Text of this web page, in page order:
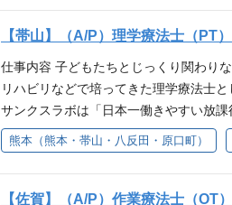
は、6歳～18歳までの障がいのある子ど
す。 学習（宿題）、身辺自立、コミュ
っています。 子どもたちの成長を長期
件 ①普通自動車運転免許をお持ちの方
員としてのキャリアアップを目指す方
者と一緒に成長を支えたい方 ・職員と
に関わることができます◎ ※STEAM教
む教育プログラムです。 【未経験・ブ
人でお任せすることはありません。 ま
ら進めていくため、一人で抱え込まず
う？」 「子ども分野は未経験だけど大
な方も、まずは見学だけでOKです◎ 実
い。 当法人では複数の事業所でOT・
ます。 ・子どもの身体の使い方の見方
などについて相談しながら業務を進め
込むことなく成長できる環境です。 【
り入れた支援を行っています。 レゴ・
を提供しています。 「ITは詳しくない
に関わることができます◎ ※STEAM教
む教育プログラムです。 【未経験・ブ
とりに合わせた運動支援の実施 ・支援
者との情報共有 ・支援記録の作成 ・
案 ・保護者や他職種との情報共有 ・日
事です。 身体機能の改善だけでなく、
【児童福祉分野が未経験の方も歓迎し
進めるため、安心してスタートできま
【帯山】（A/P）理学療法士（PT）
仕事内容 子どもたちとじっくり関わり
リハビリなどで培ってきた理学療法士
サンクスラボは「日本一働きやすい放
にも安心して働いていただける環境づ
知識や経験を活かし、子どもたちの身
とりに合わせた運動支援の実施 ・運動
ンの引率 ・保護者との情報共有 ・支
熊本（熊本・帯山・八反田・原口町）
【佐賀】（A/P）作業療法士（OT）